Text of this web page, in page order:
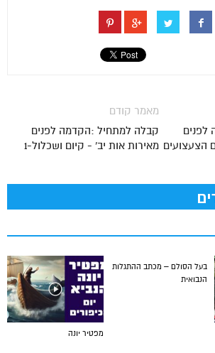
מאמר קודם
קבלה למתחיל :הקדמה לפנים
מאירות אות יב' - קיום ושכלול-1
מפטיר יונה
בעל הסולם – מכתב ההתגלות
הנבואית